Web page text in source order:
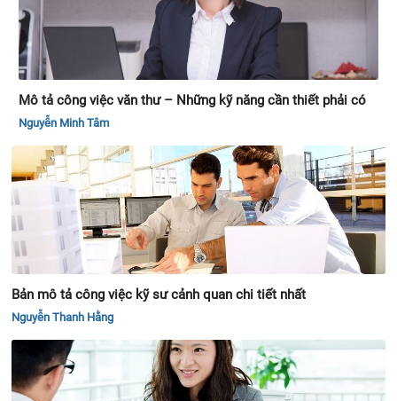
Mô tả công việc văn thư – Những kỹ năng cần thiết phải có
Nguyễn Minh Tâm
Bản mô tả công việc kỹ sư cảnh quan chi tiết nhất
Nguyễn Thanh Hằng